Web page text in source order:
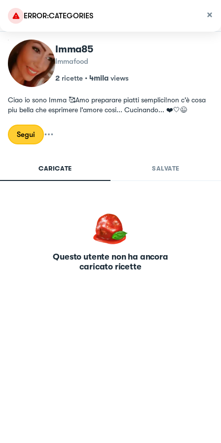
ERROR:CATEGORIES
Imma85
Immafood
2 ricette • 4mila views
Ciao io sono Imma 🥰Amo preparare piatti semplici!non c'è cosa
piu bella che esprimere l'amore cosi... Cucinando... ❤️🤍😉
Segui
CARICATE SALVATE
Questo utente non ha ancora
caricato ricette